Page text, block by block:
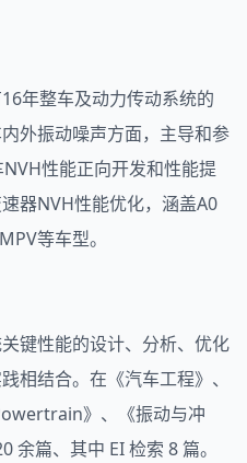
年整车及动力传动系统的
外振动噪声方面，主导和参
性能正向开发和性能提
器NVH性能优化，涵盖A0
等车型。
键性能的设计、分析、优化
相结合。在《汽车工程》、
》、《振动与冲
余篇、其中 EI 检索 8 篇。